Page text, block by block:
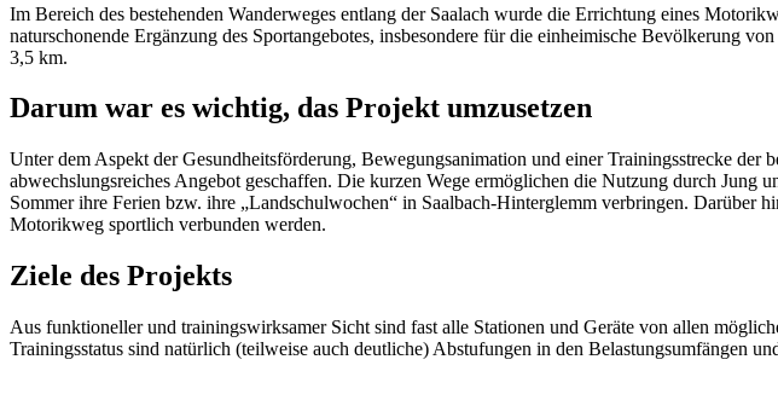
Im Bereich des bestehenden Wanderweges entlang der Saalach wurde die Errichtung eines
naturschonende Ergänzung des Sportangebotes, insbesondere für die einheimische Bevölkerung
3,5 km.
Darum war es wichtig, das Projekt umzusetzen
Unter dem Aspekt der Gesundheitsförderung, Bewegungsanimation und einer Trainingsstrecke
abwechslungsreiches Angebot geschaffen. Die kurzen Wege ermöglichen die Nutzung durch Jung
Sommer ihre Ferien bzw. ihre „Landschulwochen“ in Saalbach-Hinterglemm verbringen. Darüber
Motorikweg sportlich verbunden werden.
Ziele des Projekts
Aus funktioneller und trainingswirksamer Sicht sind fast alle Stationen und Geräte von allen
Trainingsstatus sind natürlich (teilweise auch deutliche) Abstufungen in den Belastungsumfängen